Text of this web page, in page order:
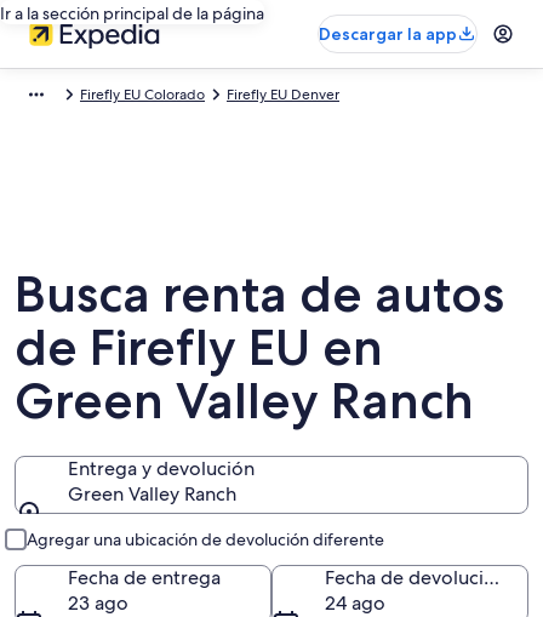
Ir a la sección principal de la página
Descargar la app
Firefly EU Colorado Firefly EU Denver
Busca renta de autos
de Firefly EU en
Green Valley Ranch
Entrega y devolución
Green Valley Ranch
Agregar una ubicación de devolución diferente
Fecha de entrega
23 ago
Fecha de devolución
24 ago